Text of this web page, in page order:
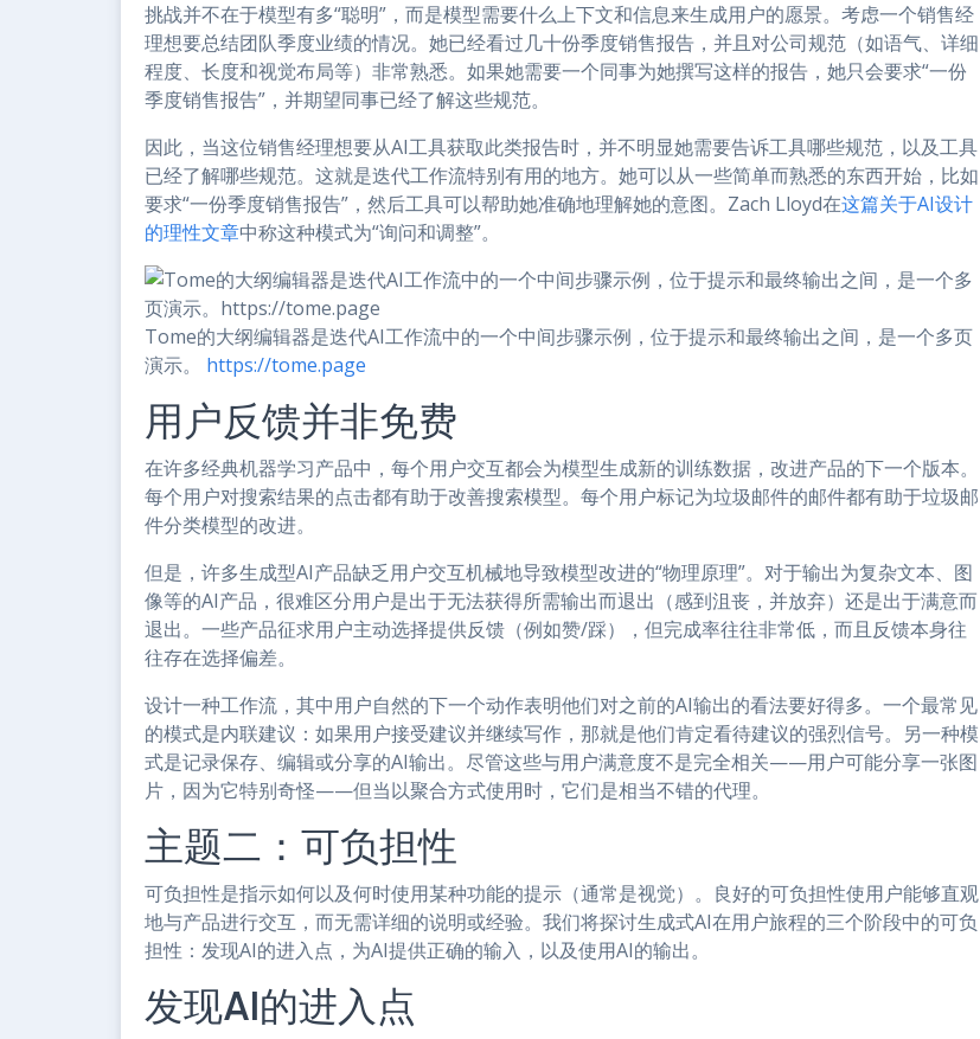
挑战并不在于模型有多“聪明”，而是模型需要什么上下文和信息来生成用户的愿景。考虑一个销售经
理想要总结团队季度业绩的情况。她已经看过几十份季度销售报告，并且对公司规范（如语气、详细
程度、长度和视觉布局等）非常熟悉。如果她需要一个同事为她撰写这样的报告，她只会要求“一份
季度销售报告”，并期望同事已经了解这些规范。
因此，当这位销售经理想要从AI工具获取此类报告时，并不明显她需要告诉工具哪些规范，以及工具
已经了解哪些规范。这就是迭代工作流特别有用的地方。她可以从一些简单而熟悉的东西开始，比如
要求“一份季度销售报告”，然后工具可以帮助她准确地理解她的意图。Zach Lloyd在这篇关于AI设计
的理性文章中称这种模式为“询问和调整”。
Tome的大纲编辑器是迭代AI工作流中的一个中间步骤示例，位于提示和最终输出之间，是一个多页
演示。 https://tome.page
用户反馈并非免费
在许多经典机器学习产品中，每个用户交互都会为模型生成新的训练数据，改进产品的下一个版本。
每个用户对搜索结果的点击都有助于改善搜索模型。每个用户标记为垃圾邮件的邮件都有助于垃圾邮
件分类模型的改进。
但是，许多生成型AI产品缺乏用户交互机械地导致模型改进的“物理原理”。对于输出为复杂文本、图
像等的AI产品，很难区分用户是出于无法获得所需输出而退出（感到沮丧，并放弃）还是出于满意而
退出。一些产品征求用户主动选择提供反馈（例如赞/踩），但完成率往往非常低，而且反馈本身往
往存在选择偏差。
设计一种工作流，其中用户自然的下一个动作表明他们对之前的AI输出的看法要好得多。一个最常见
的模式是内联建议：如果用户接受建议并继续写作，那就是他们肯定看待建议的强烈信号。另一种模
式是记录保存、编辑或分享的AI输出。尽管这些与用户满意度不是完全相关——用户可能分享一张图
片，因为它特别奇怪——但当以聚合方式使用时，它们是相当不错的代理。
主题二：可负担性
可负担性是指示如何以及何时使用某种功能的提示（通常是视觉）。良好的可负担性使用户能够直观
地与产品进行交互，而无需详细的说明或经验。我们将探讨生成式AI在用户旅程的三个阶段中的可负
担性：发现AI的进入点，为AI提供正确的输入，以及使用AI的输出。
发现AI的进入点